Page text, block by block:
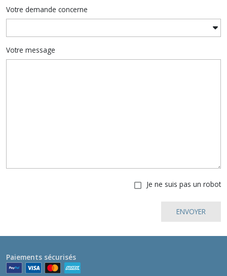
Votre demande concerne
Votre message
Je ne suis pas un robot
ENVOYER
Paiements sécurisés